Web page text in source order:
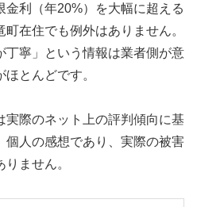
金利（年20%）を大幅に超える
在住でも例外はありません。
丁寧」という情報は業者側が意
とんどです。
際のネット上の評判傾向に基
個人の感想であり、実際の被害
ません。